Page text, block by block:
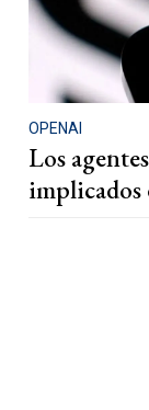
OPENAI
Los
implicados